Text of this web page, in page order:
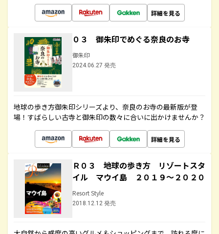
詳細を見る
０３ 御朱印でめぐる奈良のお寺
御朱印
2024.06.27 発売
地球の歩き方御朱印シリーズより、奈良のお寺の最新版が登
場！すばらしい古寺と御朱印の数々に合いに出かけませんか？
詳細を見る
Ｒ０３ 地球の歩き方 リゾートスタ
イル マウイ島 ２０１９～２０２０
Resort Style
2018.12.12 発売